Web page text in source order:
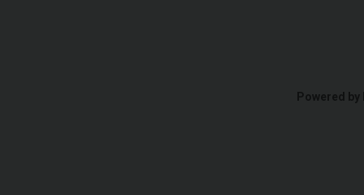
Powered by